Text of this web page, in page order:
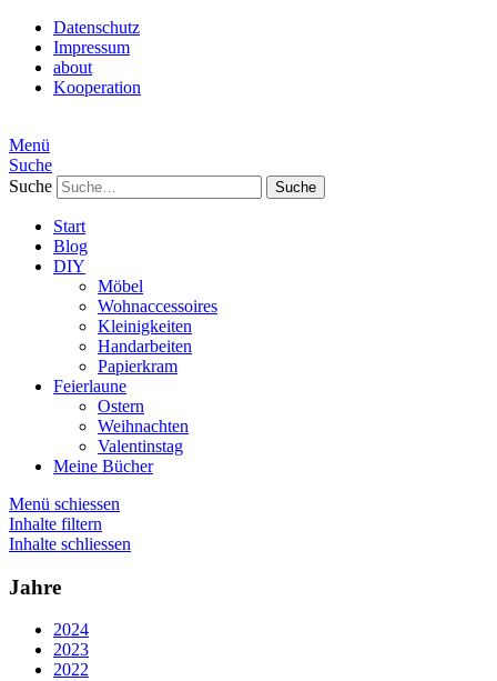
Datenschutz
Impressum
about
Kooperation
Menü
Suche
Suche
Start
Blog
DIY
Möbel
Wohnaccessoires
Kleinigkeiten
Handarbeiten
Papierkram
Feierlaune
Ostern
Weihnachten
Valentinstag
Meine Bücher
Menü schiessen
Inhalte filtern
Inhalte schliessen
Jahre
2024
2023
2022